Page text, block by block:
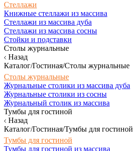
Стеллажи
Книжные стеллажи из массива
Стеллажи из массива дуба
Стеллажи из массива сосны
Стойки и подставки
Столы журнальные
Назад
Каталог/Гостиная/Столы журнальные
Столы журнальные
Журнальные столики из массива дуба
Журнальные столики из сосны
Журнальный столик из массива
Тумбы для гостиной
Назад
Каталог/Гостиная/Тумбы для гостиной
Тумбы для гостиной
Тумбы для гостиной из массива